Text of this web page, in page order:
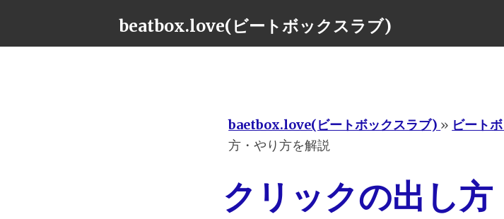
beatbox.love(ビートボックスラブ)
baetbox.love(ビートボックスラブ) » ビート
方・やり方を解説
クリックの出し